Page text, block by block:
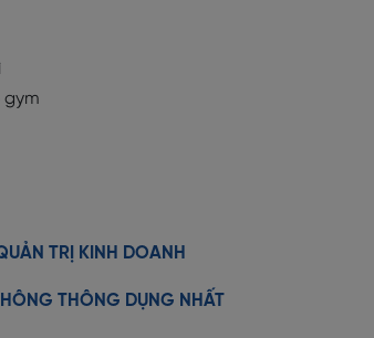
gym
TRỊ KINH DOANH
THÔNG DỤNG NHẤT